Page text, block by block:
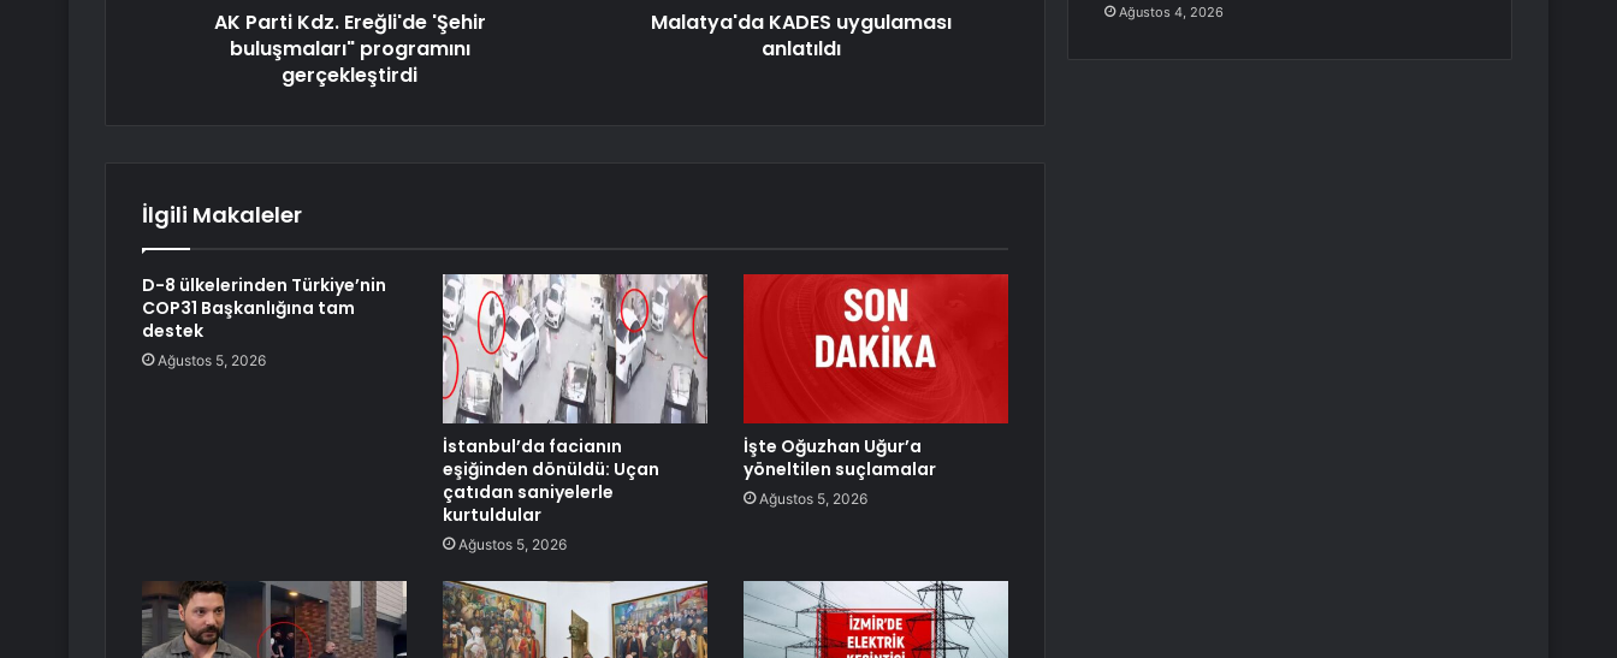
AK Parti Kdz. Ereğli'de 'Şehir
buluşmaları" programını
gerçekleştirdi
Malatya'da KADES uygulaması
anlatıldı
İlgili Makaleler
D-8 ülkelerinden Türkiye’nin
COP31 Başkanlığına tam
destek
Ağustos 5, 2026
İstanbul’da facianın
eşiğinden dönüldü: Uçan
çatıdan saniyelerle
kurtuldular
Ağustos 5, 2026
İşte Oğuzhan Uğur’a
yöneltilen suçlamalar
Ağustos 5, 2026
Ağustos 4, 2026